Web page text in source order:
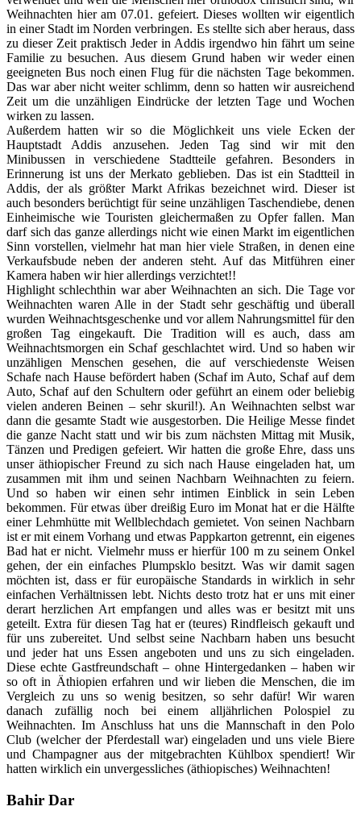
Weihnachten hier am 07.01. gefeiert. Dieses wollten wir eigentlich
in einer Stadt im Norden verbringen. Es stellte sich aber heraus, dass
zu dieser Zeit praktisch Jeder in Addis irgendwo hin fährt um seine
Familie zu besuchen. Aus diesem Grund haben wir weder einen
geeigneten Bus noch einen Flug für die nächsten Tage bekommen.
Das war aber nicht weiter schlimm, denn so hatten wir ausreichend
Zeit um die unzähligen Eindrücke der letzten Tage und Wochen
wirken zu lassen.
Außerdem hatten wir so die Möglichkeit uns viele Ecken der
Hauptstadt Addis anzusehen. Jeden Tag sind wir mit den
Minibussen in verschiedene Stadtteile gefahren. Besonders in
Erinnerung ist uns der Merkato geblieben. Das ist ein Stadtteil in
Addis, der als größter Markt Afrikas bezeichnet wird. Dieser ist
auch besonders berüchtigt für seine unzähligen Taschendiebe, denen
Einheimische wie Touristen gleichermaßen zu Opfer fallen. Man
darf sich das ganze allerdings nicht wie einen Markt im eigentlichen
Sinn vorstellen, vielmehr hat man hier viele Straßen, in denen eine
Verkaufsbude neben der anderen steht. Auf das Mitführen einer
Kamera haben wir hier allerdings verzichtet!!
Highlight schlechthin war aber Weihnachten an sich. Die Tage vor
Weihnachten waren Alle in der Stadt sehr geschäftig und überall
wurden Weihnachtsgeschenke und vor allem Nahrungsmittel für den
großen Tag eingekauft. Die Tradition will es auch, dass am
Weihnachtsmorgen ein Schaf geschlachtet wird. Und so haben wir
unzähligen Menschen gesehen, die auf verschiedenste Weisen
Schafe nach Hause befördert haben (Schaf im Auto, Schaf auf dem
Auto, Schaf auf den Schultern oder geführt an einem oder beliebig
vielen anderen Beinen – sehr skuril!). An Weihnachten selbst war
dann die gesamte Stadt wie ausgestorben. Die Heilige Messe findet
die ganze Nacht statt und wir bis zum nächsten Mittag mit Musik,
Tänzen und Predigen gefeiert. Wir hatten die große Ehre, dass uns
unser äthiopischer Freund zu sich nach Hause eingeladen hat, um
zusammen mit ihm und seinen Nachbarn Weihnachten zu feiern.
Und so haben wir einen sehr intimen Einblick in sein Leben
bekommen. Für etwas über dreißig Euro im Monat hat er die Hälfte
einer Lehmhütte mit Wellblechdach gemietet. Von seinen Nachbarn
ist er mit einem Vorhang und etwas Pappkarton getrennt, ein eigenes
Bad hat er nicht. Vielmehr muss er hierfür 100 m zu seinem Onkel
gehen, der ein einfaches Plumpsklo besitzt. Was wir damit sagen
möchten ist, dass er für europäische Standards in wirklich in sehr
einfachen Verhältnissen lebt. Nichts desto trotz hat er uns mit einer
derart herzlichen Art empfangen und alles was er besitzt mit uns
geteilt. Extra für diesen Tag hat er (teures) Rindfleisch gekauft und
für uns zubereitet. Und selbst seine Nachbarn haben uns besucht
und jeder hat uns Essen angeboten und uns zu sich eingeladen.
Diese echte Gastfreundschaft – ohne Hintergedanken – haben wir
so oft in Äthiopien erfahren und wir lieben die Menschen, die im
Vergleich zu uns so wenig besitzen, so sehr dafür! Wir waren
danach zufällig noch bei einem alljährlichen Polospiel zu
Weihnachten. Im Anschluss hat uns die Mannschaft in den Polo
Club (welcher der Pferdestall war) eingeladen und uns viele Biere
und Champagner aus der mitgebrachten Kühlbox spendiert! Wir
hatten wirklich ein unvergessliches (äthiopisches) Weihnachten!
Bahir Dar